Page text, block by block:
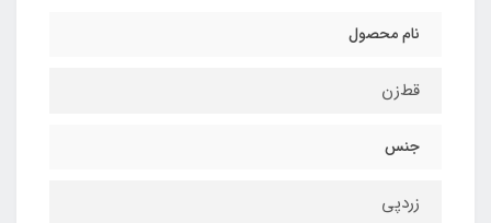
نام محصول
قط‌زن
جنس
زردپی